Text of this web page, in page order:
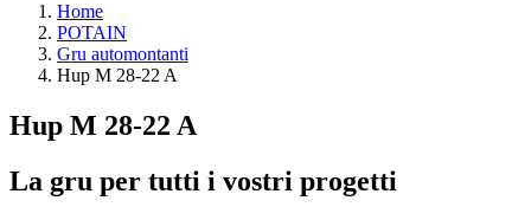
Home
POTAIN
Gru automontanti
Hup M 28-22 A
Hup M 28-22 A
La gru per tutti i vostri progetti